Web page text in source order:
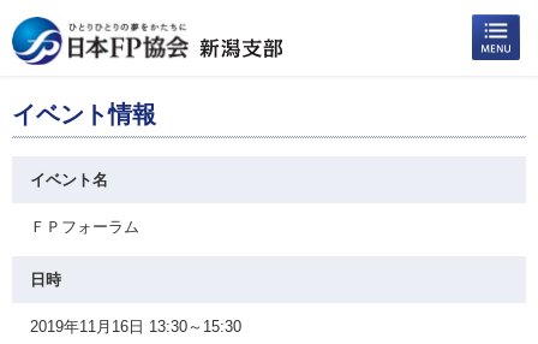
イベント情報
イベント名
ＦＰフォーラム
日時
2019年11月16日 13:30～15:30